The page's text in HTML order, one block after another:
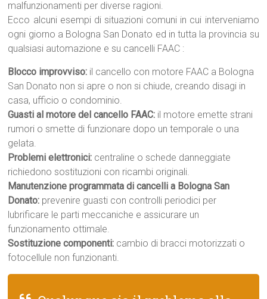
malfunzionamenti per diverse ragioni.
Ecco alcuni esempi di situazioni comuni in cui interveniamo
ogni giorno a Bologna San Donato ed in tutta la provincia su
qualsiasi automazione e su cancelli FAAC :
Blocco improvviso: il cancello con motore FAAC a Bologna
San Donato non si apre o non si chiude, creando disagi in
casa, ufficio o condominio.
Guasti al motore del cancello FAAC: il motore emette strani
rumori o smette di funzionare dopo un temporale o una
gelata.
Problemi elettronici: centraline o schede danneggiate
richiedono sostituzioni con ricambi originali.
Manutenzione programmata di cancelli a Bologna San
Donato: prevenire guasti con controlli periodici per
lubrificare le parti meccaniche e assicurare un
funzionamento ottimale.
Sostituzione componenti: cambio di bracci motorizzati o
fotocellule non funzionanti.